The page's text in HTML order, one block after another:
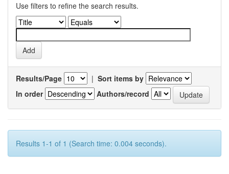
Use filters to refine the search results.
Results/Page | Sort items by
In order
Authors/record
Results 1-1 of 1 (Search time: 0.004 seconds).